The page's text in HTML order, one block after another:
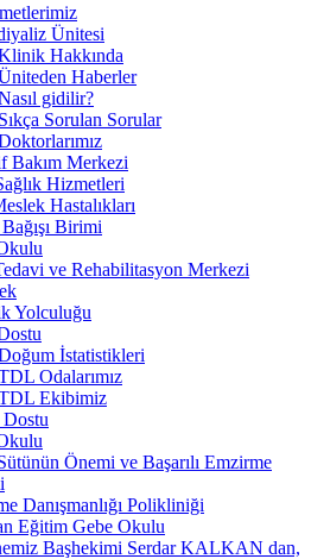
Ünitesi
Hakkında
Haberler
gidilir?
Sıkça Sorulan Sorular
Bakım Merkezi
Hizmetleri
Hastalıkları
Birimi
ve Rehabilitasyon Merkezi
Yolculuğu
İstatistikleri
Odalarımız
Ekibimiz
Önemi ve Başarılı Emzirme
Danışmanlığı Polikliniği
Eğitim Gebe Okulu
Başhekimi Serdar KALKAN dan,